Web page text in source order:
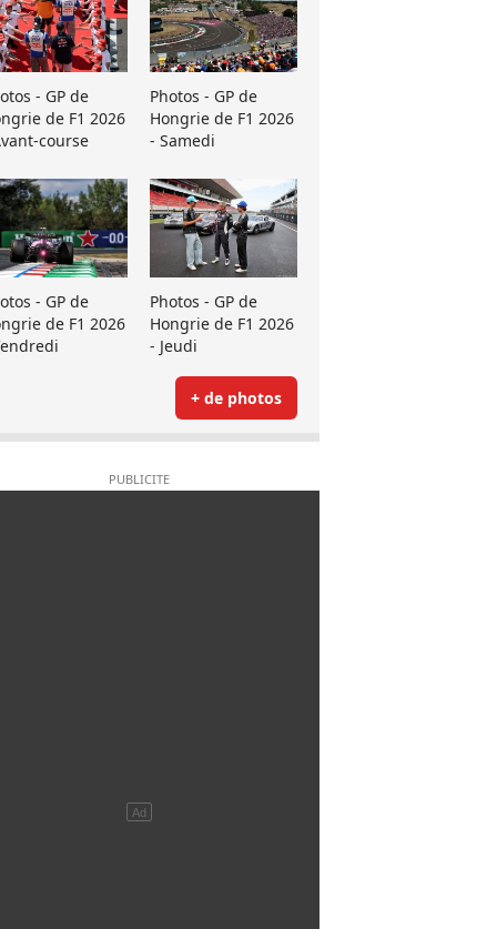
- GP de
de F1 2026
course
Photos - GP de
Hongrie de F1 2026
- Samedi
- GP de
de F1 2026
Photos - GP de
Hongrie de F1 2026
- Jeudi
+ de photos